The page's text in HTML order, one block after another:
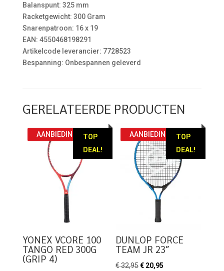
Balanspunt: 325 mm
Racketgewicht: 300 Gram
Snarenpatroon: 16 x 19
EAN: 4550468198291
Artikelcode leverancier: 7728523
Bespanning: Onbespannen geleverd
GERELATEERDE PRODUCTEN
TOP
DEAL!
AANBIEDING!
YONEX VCORE 100
TANGO RED 300G
(GRIP 4)
TOP
DEAL!
AANBIEDING!
DUNLOP FORCE
TEAM JR 23″
€32,95Oorspronkelijke
€ 20,95